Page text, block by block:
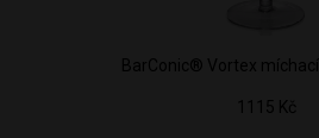
BarConic® Vortex míchací
1115 Kč